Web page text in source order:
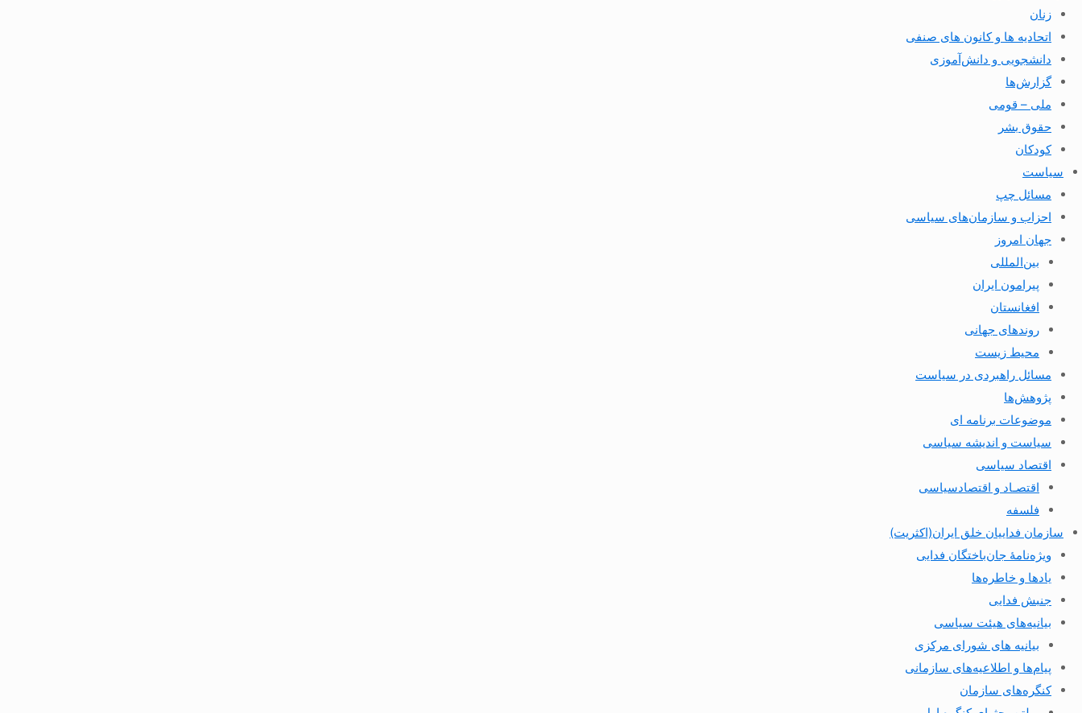
زنان
اتحادیه ها و کانون های صنفی
دانشجویی و دانش‌آموزی
گزارش‌ها
ملی – قومی
حقوق بشر
کودکان
سیاست
مسائل چپ
احزاب و سازمان‌های سیاسی
جهان امروز
بین‌المللی
پیرامون ایران
افغانستان
روندهای جهانی
محیط زیست
مسائل راهبردی در سیاست
پژوهش‌ها
موضوعات برنامه ای
سیاست و اندیشه سیاسی
اقتصاد سیاسی
اقتصـاد و اقتصاد‌سیاسی
فلسفه
سازمان فداییان خلق ایران(اکثریت)
ویژه‌نامهٔ جان‌باختگان فدایی
یادها و خاطره‌ها
جنبش فدایی
بیانیه‌های هیئت سیاسی
بیانیه های شورای مرکزی
پیام‌ها و اطلاعیه‌های سازمانی
کنگره‌های سازمان